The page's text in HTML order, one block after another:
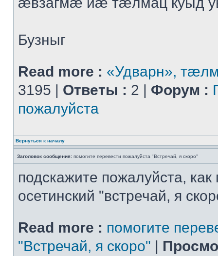
Бузныг
Read more : «Удварн»,
3195 | Ответы : 2 | Форум :
пожалуйста
Вернуться к началу
Заголовок сообщения: помогите перевести пожалуйста "Встречай, я скоро"
подскажите пожалуйста, как
осетинский "встречай, я
Read more : помогите
"Встречай, я скоро" |